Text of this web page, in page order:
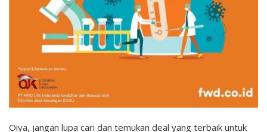
Oiya, jangan lupa cari dan temukan deal yang terbaik untuk